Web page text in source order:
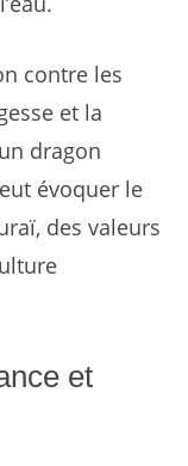
contre les
et la
dragon
évoquer le
des valeurs
et